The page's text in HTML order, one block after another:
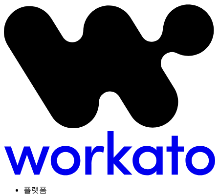
플랫폼